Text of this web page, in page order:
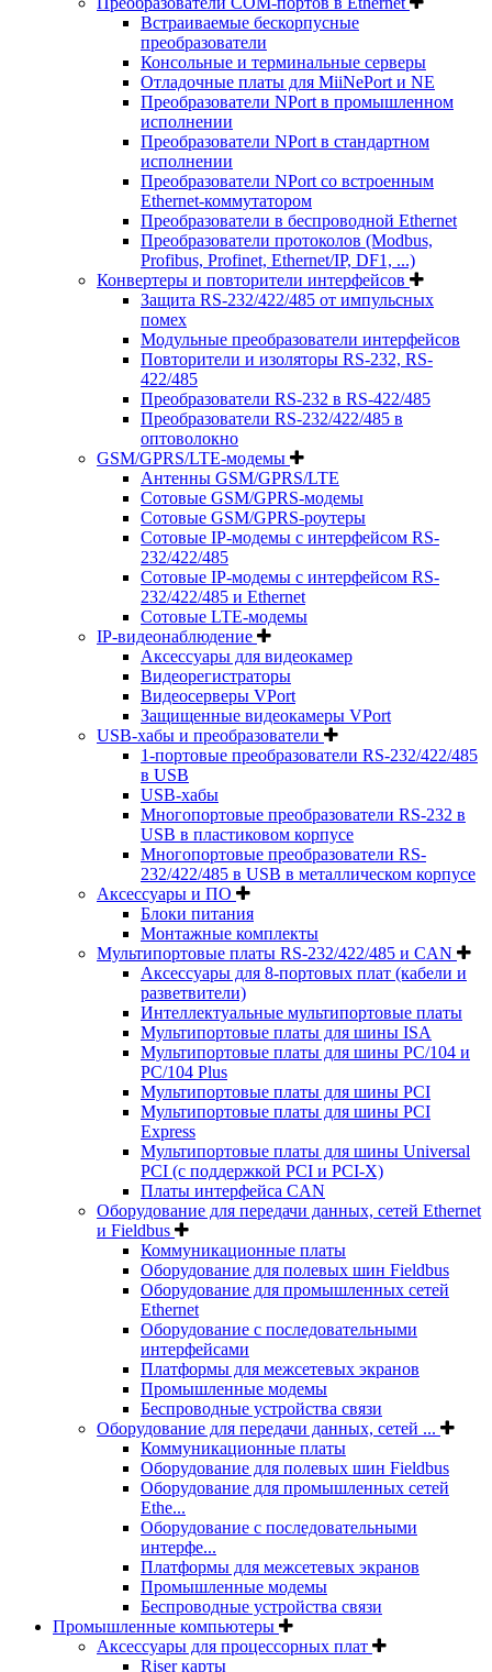
Встраиваемые бескорпусные
преобразователи
Консольные и терминальные серверы
Отладочные платы для MiiNePort и NE
Преобразователи NPort в промышленном
исполнении
Преобразователи NPort в стандартном
исполнении
Преобразователи NPort со встроенным
Ethernet-коммутатором
Преобразователи в беспроводной Ethernet
Преобразователи протоколов (Modbus,
Profibus, Profinet, Ethernet/IP, DF1, ...)
Конвертеры и повторители интерфейсов
Защита RS-232/422/485 от импульсных
помех
Модульные преобразователи интерфейсов
Повторители и изоляторы RS-232, RS-
422/485
Преобразователи RS-232 в RS-422/485
Преобразователи RS-232/422/485 в
оптоволокно
GSM/GPRS/LTE-модемы
Антенны GSM/GPRS/LTE
Сотовые GSM/GPRS-модемы
Сотовые GSM/GPRS-роутеры
Сотовые IP-модемы с интерфейсом RS-
232/422/485
Сотовые IP-модемы с интерфейсом RS-
232/422/485 и Ethernet
Сотовые LTE-модемы
IP-видеонаблюдение
Аксессуары для видеокамер
Видеорегистраторы
Видеосерверы VPort
Защищенные видеокамеры VPort
USB-хабы и преобразователи
1-портовые преобразователи RS-232/422/485
в USB
USB-хабы
Многопортовые преобразователи RS-232 в
USB в пластиковом корпусе
Многопортовые преобразователи RS-
232/422/485 в USB в металлическом корпусе
Аксессуары и ПО
Блоки питания
Монтажные комплекты
Мультипортовые платы RS-232/422/485 и CAN
Аксессуары для 8-портовых плат (кабели и
разветвители)
Интеллектуальные мультипортовые платы
Мультипортовые платы для шины ISA
Мультипортовые платы для шины PC/104 и
PC/104 Plus
Мультипортовые платы для шины PCI
Мультипортовые платы для шины PCI
Express
Мультипортовые платы для шины Universal
PCI (с поддержкой PCI и PCI-X)
Платы интерфейса CAN
Оборудование для передачи данных, сетей Ethernet
и Fieldbus
Коммуникационные платы
Оборудование для полевых шин Fieldbus
Оборудование для промышленных сетей
Ethernet
Оборудование с последовательными
интерфейсами
Платформы для межсетевых экранов
Промышленные модемы
Беспроводные устройства связи
Оборудование для передачи данных, сетей ...
Коммуникационные платы
Оборудование для полевых шин Fieldbus
Оборудование для промышленных сетей
Ethe...
Оборудование с последовательными
интерфе...
Платформы для межсетевых экранов
Промышленные модемы
Беспроводные устройства связи
Промышленные компьютеры
Аксессуары для процессорных плат
Riser карты